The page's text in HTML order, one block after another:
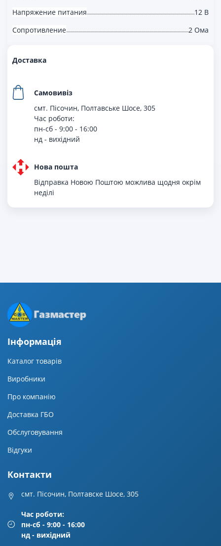
Напряжение питания
12 В
Сопротивление
2 Ома
Доставка
Самовивіз
смт. Пісочин, Полтавське Шосе, 305
Час роботи:
пн-сб - 9:00 - 16:00
нд - вихiдний
Нова пошта
Відправка Новою Поштою можлива щодня окрім
неділі
Iнформацiя
Каталог товарів
Виробники
Про компанію
Доставка ГБО
Обслуговування
Відгуки
Контакти
смт. Пісочин, Полтавске Шосе, 305
Час роботи:
пн-сб - 9:00 - 16:00
нд - вихідний